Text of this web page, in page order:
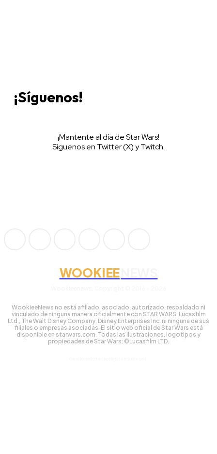
¡Síguenos!
¡Mantente al día de Star Wars!
Síguenos en Twitter (X) y Twitch.
WOOKIEE
WookieeNews no está afiliado, asociado, autorizado, respaldado ni
vinculado de ninguna manera oficialmente con STAR WARS, Lucasfilm
Ltd., The Walt Disney Company, Disney Enterprises Inc. ni ninguna de sus
filiales o empresas asociadas. El sitio web oficial de Star Wars está
disponible en starwars.com. Todas las ilustraciones, logotipos y
propiedades de Star Wars: ©Lucasfilm LTD.